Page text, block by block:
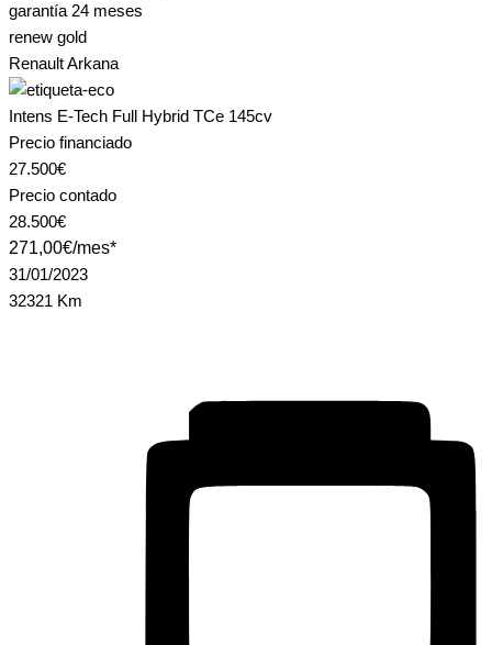
garantía 24 meses
renew gold
Renault Arkana
Intens E-Tech Full Hybrid TCe 145cv
Precio financiado
27.500€
Precio contado
28.500€
271,00€/mes*
31/01/2023
32321 Km